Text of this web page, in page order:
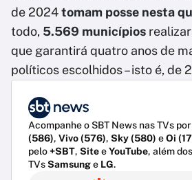
de 2024tomam posse nesta
todo, 5.569 municípios
que garantirá quatro anos de
políticos escolhidos – isto é, de
Acompanhe o SBT News nas TVs
(586), Vivo (576), Sky (580) eOi
pelo+SBT, SiteeYouTube, além
TVsSamsunge LG.